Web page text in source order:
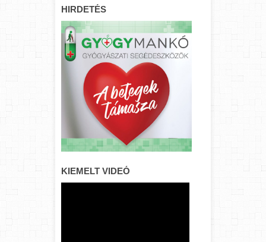
HIRDETÉS
KIEMELT VIDEÓ